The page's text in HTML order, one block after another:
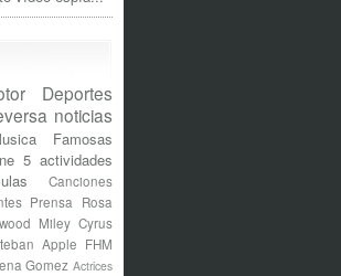
Deportes
noticias
Famosas
5 actividades
Canciones
Prensa Rosa
Miley Cyrus
Apple FHM
Gomez Actrices